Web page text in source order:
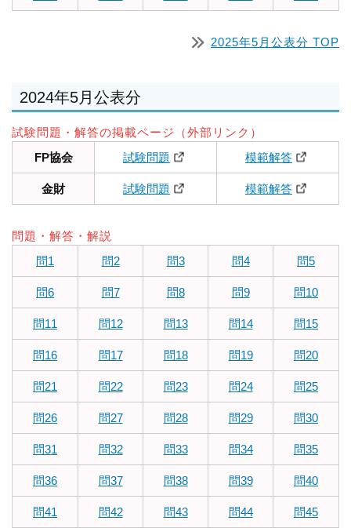
2025年5月公表分 TOP
2024年5月公表分
試験問題・解答の掲載ページ（外部リンク）
FP協会
試験問題 模範解答
金財 試験問題 模範解答
問題・解答・解説
問1
問2 問3 問4 問5
問6 問7 問8 問9 問10
問11 問12 問13 問14 問15
問16 問17 問18 問19 問20
問21 問22 問23 問24 問25
問26 問27 問28 問29 問30
問31 問32 問33 問34 問35
問36 問37 問38 問39 問40
問41 問42 問43 問44 問45